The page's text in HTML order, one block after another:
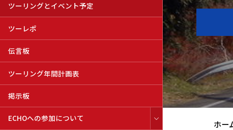
ツーリングとイベント予定
ツーレポ
伝言板
ツーリング年間計画表
掲示板
ECHOへの参加について
ホー